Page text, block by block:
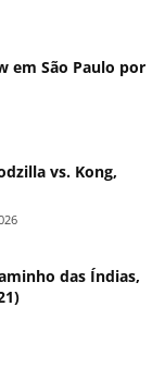
em São Paulo por
vs. Kong,
das Índias,